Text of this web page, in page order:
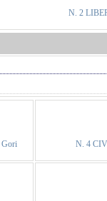
N. 2
Gori
N. 4